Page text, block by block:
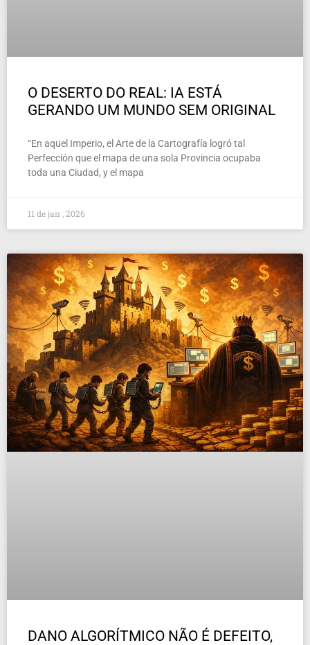
O DESERTO DO REAL: IA ESTÁ
GERANDO UM MUNDO SEM ORIGINAL
“En aquel Imperio, el Arte de la Cartografía logró tal
Perfección que el mapa de una sola Provincia ocupaba
toda una Ciudad, y el mapa
11 de jan , 2026
DANO ALGORÍTMICO NÃO É DEFEITO,